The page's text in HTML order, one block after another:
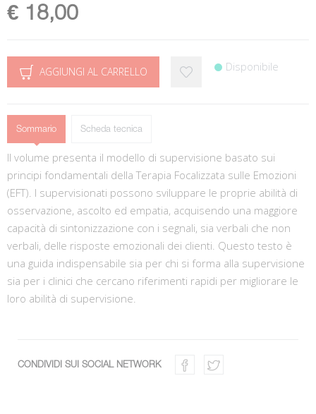
€ 18,00
AGGIUNGI AL CARRELLO Disponibile
Sommario Scheda tecnica
Il volume presenta il modello di supervisione basato sui
principi fondamentali della Terapia Focalizzata sulle Emozioni
(EFT). I supervisionati possono sviluppare le proprie abilità di
osservazione, ascolto ed empatia, acquisendo una maggiore
capacità di sintonizzazione con i segnali, sia verbali che non
verbali, delle risposte emozionali dei clienti. Questo testo è
una guida indispensabile sia per chi si forma alla supervisione
sia per i clinici che cercano riferimenti rapidi per migliorare le
loro abilità di supervisione.
CONDIVIDI SUI SOCIAL NETWORK